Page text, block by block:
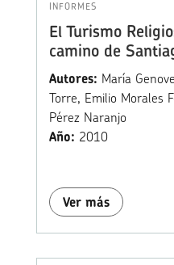
INFORMES
El Turismo
camino de
Autores: María
Torre, Emilio Morales
Pérez Naranjo
Año: 2010
Ver más